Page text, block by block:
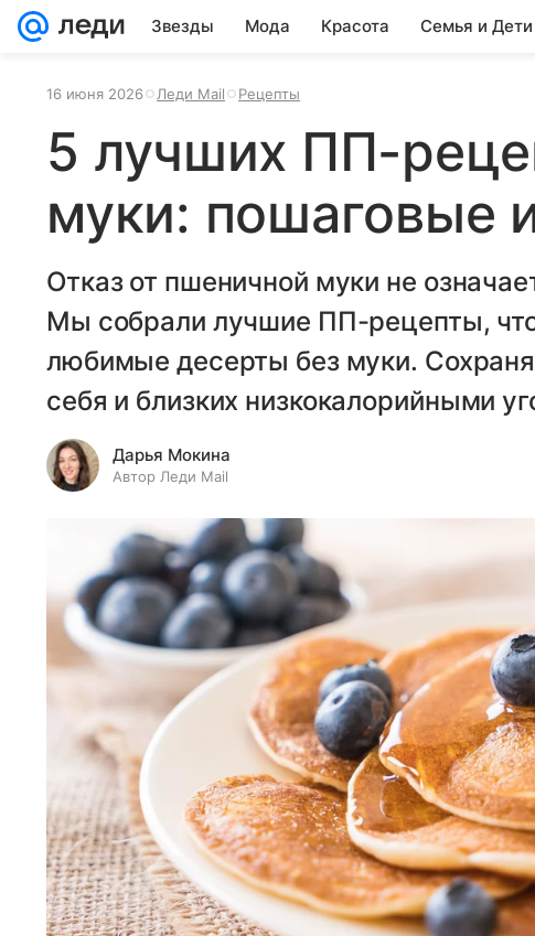
Звезды Мода Красота Семья и Дети
16 июня 2026 Леди Mail Рецепты
5 лучших ПП-
муки: пошаговые
Отказ от пшеничной муки не
Мы собрали лучшие ПП-рецепты,
любимые десерты без муки.
себя и близких низкокалорийными
Дарья Мокина
Автор Леди Mail